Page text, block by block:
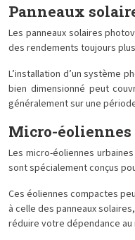
Panneaux
Les panneaux solaires
des rendements toujours
L’installation d’un système
bien dimensionné peut
généralement sur une
Micro-
Les micro-éoliennes
sont spécialement conçus
Ces éoliennes compactes
à celle des panneaux
réduire votre dépendance